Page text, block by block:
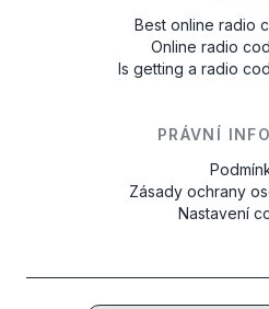
Best online radio
Online radio
Is getting a radio
PRÁVNÍ
Zásady ochrany
Nastavení